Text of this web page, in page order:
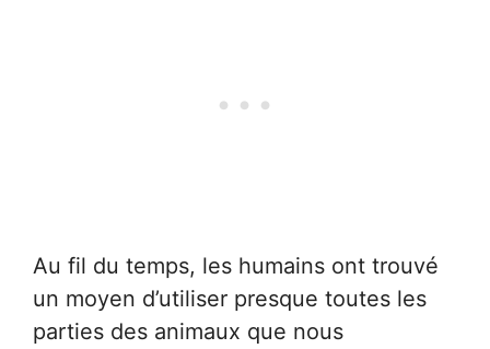
Au fil du temps, les humains ont trouvé
un moyen d’utiliser presque toutes les
parties des animaux que nous